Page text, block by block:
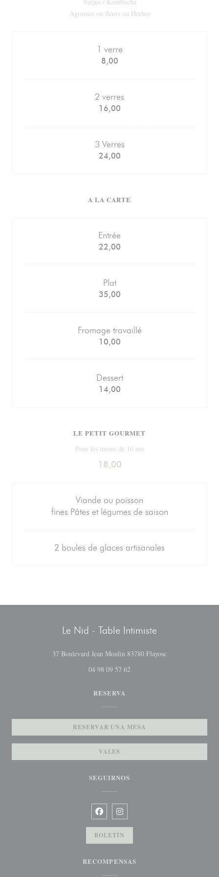
Agrumes ou fleurs ou Herbes
1 verre
8,00
2 verres
16,00
3 Verres
24,00
A LA CARTE
Entrée
22,00
Plat
35,00
Fromage travaillé
10,00
Dessert
14,00
LE PETIT GOURMET
Pour les moins de 10 ans
18,00
Viande ou poisson
fines Pâtes et légumes de saison
2 boules de glaces artisanales
Le Nid - Table Intimiste
37 Boulevard Jean Moulin 83780 Flayosc((abre en una
04 98 09 57 62
RESERVA
RESERVAR UNA MESA
VALES
SEGUIRNOS
Facebook ((abre en una nueva
Instagram ((abre en una nueva
BOLETÍN
RECOMPENSAS